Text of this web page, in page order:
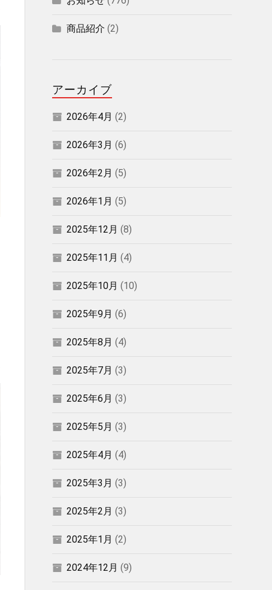
商品紹介 (2)
アーカイブ
2026年4月 (2)
2026年3月 (6)
2026年2月 (5)
2026年1月 (5)
2025年12月 (8)
2025年11月 (4)
2025年10月 (10)
2025年9月 (6)
2025年8月 (4)
2025年7月 (3)
2025年6月 (3)
2025年5月 (3)
2025年4月 (4)
2025年3月 (3)
2025年2月 (3)
2025年1月 (2)
2024年12月 (9)